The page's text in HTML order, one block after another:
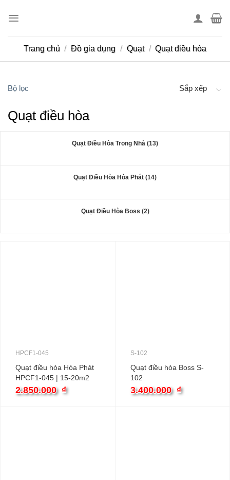
Trang chủ / Đồ gia dụng / Quạt / Quạt điều hòa
Bộ lọc Sắp xếp
Quạt điều hòa
Quạt Điều Hòa Trong Nhà (13)
Quạt Điều Hòa Hòa Phát (14)
Quạt Điều Hòa Boss (2)
HPCF1-045
Quạt điều hòa Hòa Phát
HPCF1-045 | 15-20m2
112W
2.850.000 ₫
S-102
Quạt điều hòa Boss S-
102
3.400.000 ₫